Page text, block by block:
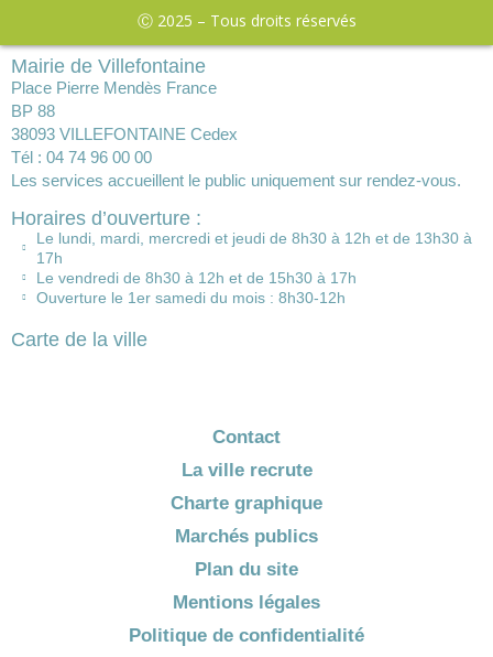
Ⓒ 2025 – Tous droits réservés
Mairie de Villefontaine
Place Pierre Mendès France
BP 88
38093 VILLEFONTAINE Cedex
Tél : 04 74 96 00 00
Les services accueillent le public uniquement sur rendez-vous.
Horaires d’ouverture :
Le lundi, mardi, mercredi et jeudi de 8h30 à 12h et de 13h30 à
17h
Le vendredi de 8h30 à 12h et de 15h30 à 17h
Ouverture le 1er samedi du mois : 8h30-12h
Carte de la ville
Contact
La ville recrute
Charte graphique
Marchés publics
Plan du site
Mentions légales
Politique de confidentialité